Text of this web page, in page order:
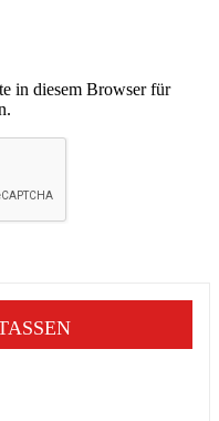
in diesem Browser für